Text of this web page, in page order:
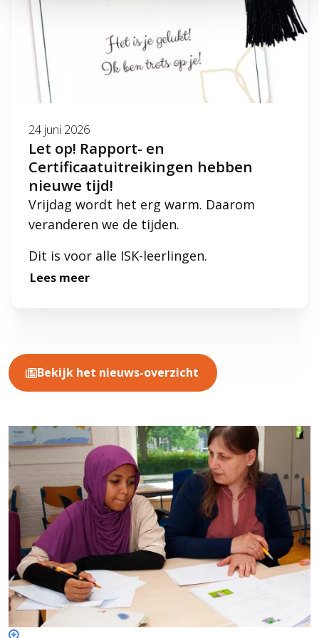
Let op! Rapport- en
Certificaatuitreikingen hebben
nieuwe tijd!
24 juni 2026
Vrijdag wordt het erg warm. Daarom
veranderen we de tijden.
Dit is voor alle ISK-leerlingen.
Lees meer
Bekijk het nieuws-overzicht